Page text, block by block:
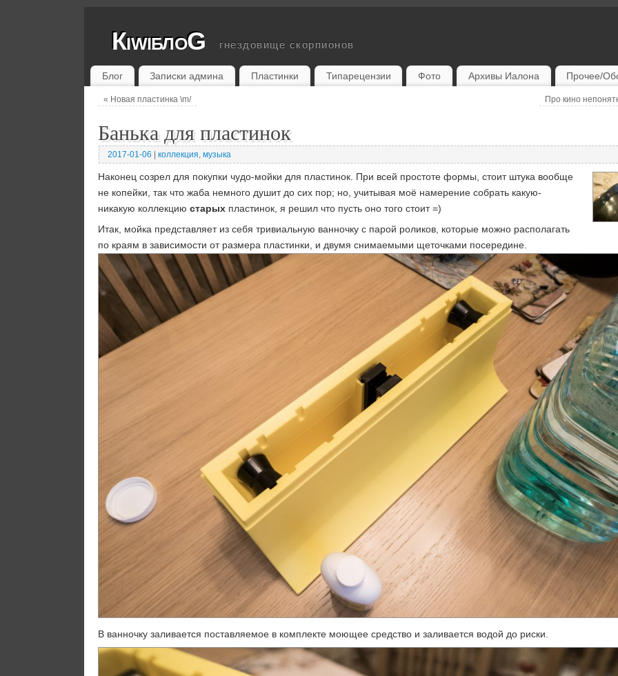
КiwiблоG гнездовище скорпионов
Блог Записки админа Пластинки Типарецензии Фото Архивы Иалона Прочее/
« Новая пластинка \m/ Про кино
Банька для пластинок
2017-01-06 | коллекция музыка
Наконец созрел для покупки чудо-мойки для пластинок. При всей простоте формы, стоит штука вообще
не копейки, так что жаба немного душит до сих пор; но, учитывая моё намерение собрать какую-
никакую коллекцию старых пластинок, я решил что пусть оно того стоит =)
Итак, мойка представляет из себя тривиальную ванночку с парой роликов, которые можно располагать
по краям в зависимости от размера пластинки, и двумя снимаемыми щеточками посередине.
В ванночку заливается поставляемое в комплекте моющее средство и заливается водой до риски.